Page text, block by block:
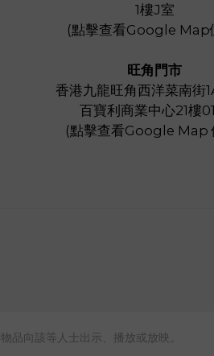
1樓J室
(點擊查看Google Map
旺角門市
香港九龍旺角西洋菜南街
百寶利商業中心21樓
(點擊查看Google Map
品向該等人士出示、播放或放映。